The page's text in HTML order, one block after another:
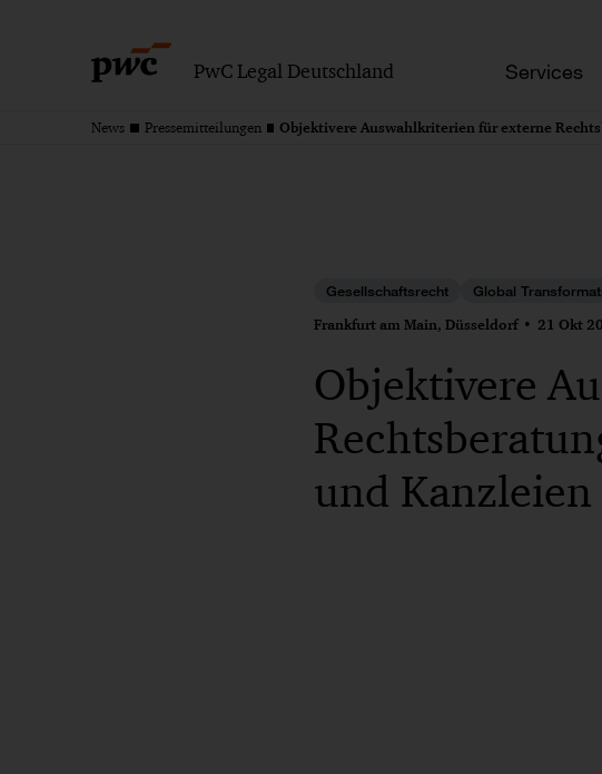
PwC Legal Deutschland Services
News Pressemitteilungen
Gesellschaftsrecht Global
Frankfurt am Main, Düsseldorf 21 Okt
Objektivere
und Kanzleien